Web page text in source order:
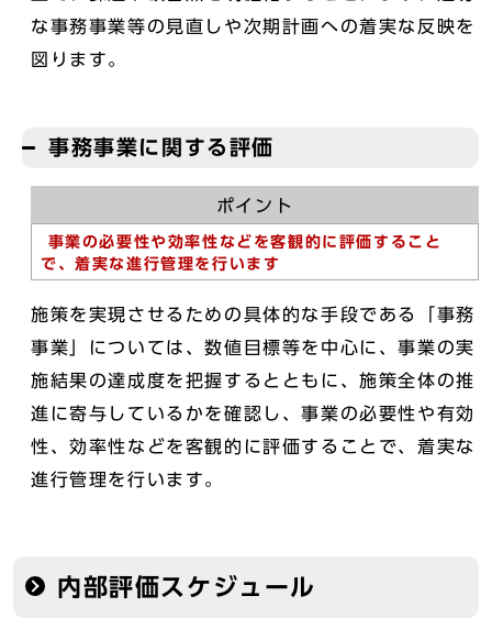
な事務事業等の見直しや次期計画への着実な反映を
図ります。
事務事業に関する評価
ポイント
事業の必要性や効率性などを客観的に評価すること
で、着実な進行管理を行います
施策を実現させるための具体的な手段である「事務
事業」については、数値目標等を中心に、事業の実
施結果の達成度を把握するとともに、施策全体の推
進に寄与しているかを確認し、事業の必要性や有効
性、効率性などを客観的に評価することで、着実な
進行管理を行います。
内部評価スケジュール